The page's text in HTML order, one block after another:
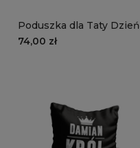
Poduszka dla Taty Dzień
Ojca DT02 | rower
74,00 zł